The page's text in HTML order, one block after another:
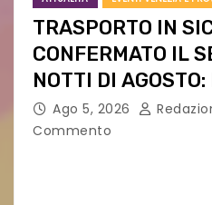
TRASPORTO IN
CONFERMATO IL
NOTTI DI
PERCORSI,
Ago 5, 2026
Commento